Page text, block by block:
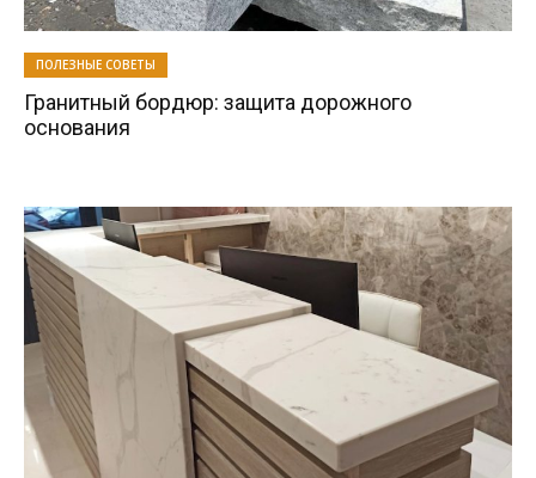
ПОЛЕЗНЫЕ СОВЕТЫ
Гранитный бордюр: защита дорожного
основания